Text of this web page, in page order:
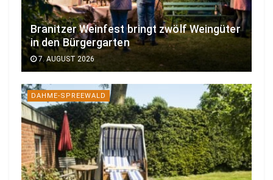
Branitzer Weinfest bringt zwölf Weingüter
in den Bürgergarten
7. AUGUST 2026
DAHME-SPREEWALD